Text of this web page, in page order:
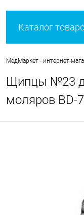
Каталог
МедМаркет - интернет-
Щипцы №23
моляров BD-